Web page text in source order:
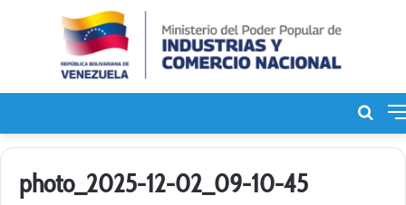
de
photo_2025-12-02_09-10-45